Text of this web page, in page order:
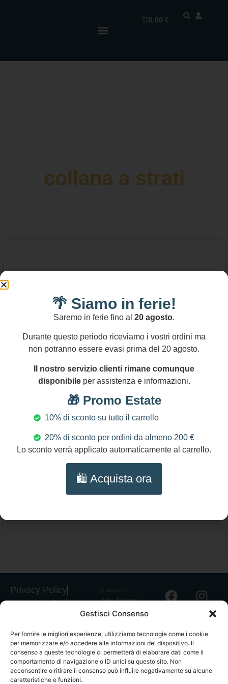
Gestisci Consenso
Per fornire le migliori esperienze, utilizziamo tecnologie come i cookie
per memorizzare e/o accedere alle informazioni del dispositivo. Il
consenso a queste tecnologie ci permetterà di elaborare dati come il
comportamento di navigazione o ID unici su questo sito. Non
acconsentire o ritirare il consenso può influire negativamente su alcune
caratteristiche e funzioni.
0,00€
collana a strati
86,00€
Collana a strati con due fili di catena, collana
di tendenza, charms cuori e perle, regalo
San Valentino, regalo per lei.
Aggiungi al carrello
Privacy Policy
Cookie Policy
Spedizioni
Informativa
GPSR
Termini e
Via Franz
Fischietti, 15
Palermo
+39
3939546162
info@sikeliac
🌴 Siamo in ferie!
Saremo in ferie fino al 20 agosto.
Durante questo periodo riceviamo i vostri ordini ma
non potranno essere evasi prima del 20 agosto.
Il nostro servizio clienti rimane comunque
disponibileper assistenza e informazioni.
🎁 Promo Estate
10% di sconto su tutto il carrello
20% di sconto per ordini da almeno 200 €
Lo sconto verrà applicato automaticamente al carrello.
🛍️ Acquista ora